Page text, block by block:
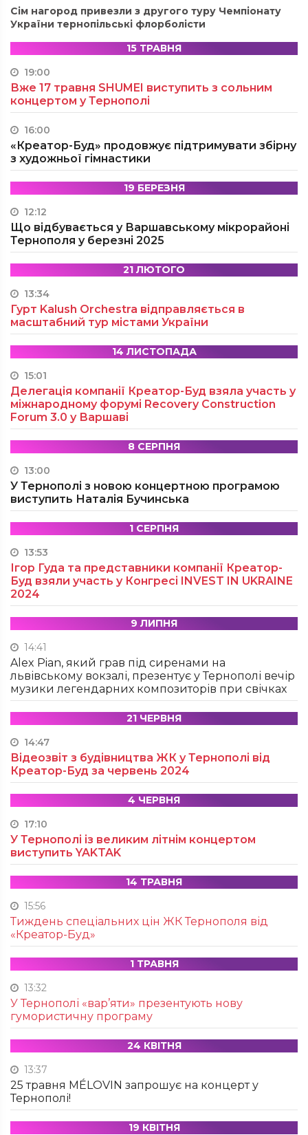
Сім нагород привезли з другого туру Чемпіонату
України тернопільські флорболісти
15 ТРАВНЯ
19:00
Вже 17 травня SHUMEI виступить з сольним
концертом у Тернополі
16:00
«Креатор-Буд» продовжує підтримувати збірну
з художньої гімнастики
19 БЕРЕЗНЯ
12:12
Що відбувається у Варшавському мікрорайоні
Тернополя у березні 2025
21 ЛЮТОГО
13:34
Гурт Kalush Orchestra відправляється в
масштабний тур містами України
14 ЛИСТОПАДА
15:01
Делегація компанії Креатор-Буд взяла участь у
міжнародному форумі Recovery Construction
Forum 3.0 у Варшаві
8 СЕРПНЯ
13:00
У Тернополі з новою концертною програмою
виступить Наталія Бучинська
1 СЕРПНЯ
13:53
Ігор Гуда та представники компанії Креатор-
Буд взяли участь у Конгресі INVEST IN UKRAINE
2024
9 ЛИПНЯ
14:41
Alex Pian, який грав під сиренами на
львівському вокзалі, презентує у Тернополі вечір
музики легендарних композиторів при свічках
21 ЧЕРВНЯ
14:47
Відеозвіт з будівництва ЖК у Тернополі від
Креатор-Буд за червень 2024
4 ЧЕРВНЯ
17:10
У Тернополі із великим літнім концертом
виступить YAKTAK
14 ТРАВНЯ
15:56
Тиждень спеціальних цін ЖК Тернополя від
«Креатор-Буд»
1 ТРАВНЯ
13:32
У Тернополі «вар’яти» презентують нову
гумористичну програму
24 КВІТНЯ
13:37
25 травня MÉLOVIN запрошує на концерт у
Тернополі!
19 КВІТНЯ